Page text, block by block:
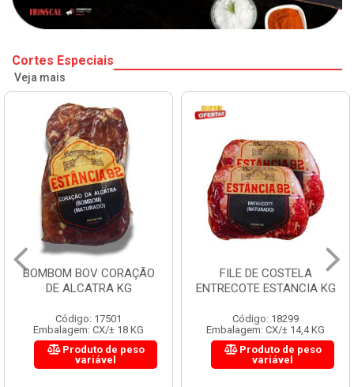
Cortes Especiais
Veja mais
BOMBOM BOV CORAÇÃO
DE ALCATRA KG
Código: 17501
Embalagem: CX/± 18 KG
Produto de peso
variável
FILE DE COSTELA
ENTRECOTE ESTANCIA KG
Código: 18299
Embalagem: CX/± 14,4 KG
Produto de peso
variável